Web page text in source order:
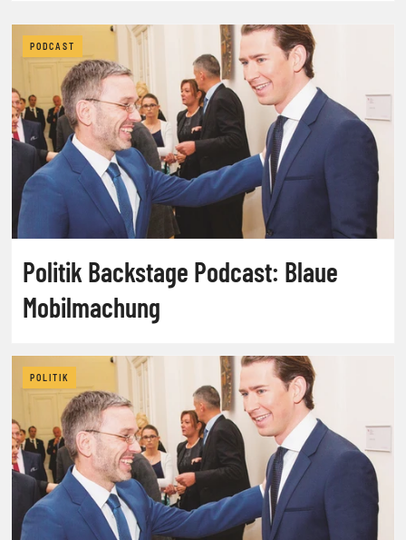
PODCAST
Politik Backstage Podcast: Blaue
Mobilmachung
POLITIK